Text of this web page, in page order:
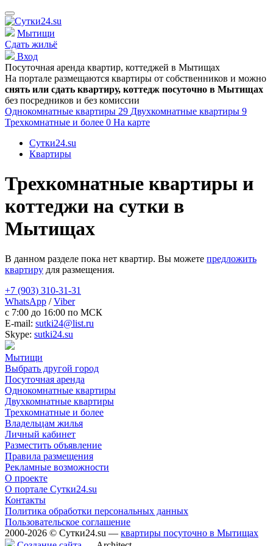
Мытищи
Сдать жильё
Вход
Посуточная аренда квартир, коттеджей в Мытищах
На портале размещаются квартиры от собственников и можно
снять или сдать квартиру, коттедж посуточно в Мытищах
без посредников и без комиссии
Однокомнатные квартиры 29 Двухкомнатные квартиры 9
Трехкомнатные и более 0 На карте
Сутки24.su
Квартиры
Трехкомнатные квартиры и
коттеджи на сутки в
Мытищах
В данном разделе пока нет квартир. Вы можете предложить
квартиру для размещения.
+7 (903) 310-31-31
WhatsApp /Viber
c 7:00 до 16:00 по МСК
E-mail: sutki24@list.ru
Skype: sutki24.su
Мытищи
Выбрать другой город
Посуточная аренда
Однокомнатные квартиры
Двухкомнатные квартиры
Трехкомнатные и более
Владельцам жилья
Личный кабинет
Разместить объявление
Правила размещения
Рекламные возможности
О проекте
О портале Сутки24.su
Контакты
Политика обработки персональных данных
Пользовательское соглашение
2000-2026 © Сутки24.su — квартиры посуточно в Мытищах